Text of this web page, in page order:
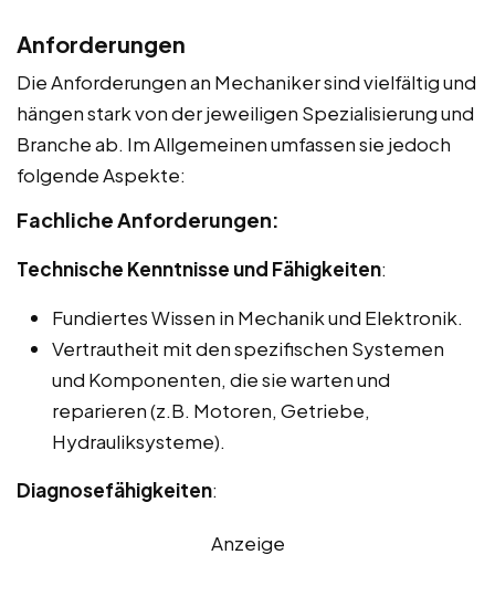
Anforderungen
Die Anforderungen an Mechaniker sind vielfältig und
hängen stark von der jeweiligen Spezialisierung und
Branche ab. Im Allgemeinen umfassen sie jedoch
folgende Aspekte:
Fachliche Anforderungen:
Technische Kenntnisse und Fähigkeiten:
Fundiertes Wissen in Mechanik und Elektronik.
Vertrautheit mit den spezifischen Systemen
und Komponenten, die sie warten und
reparieren (z.B. Motoren, Getriebe,
Hydrauliksysteme).
Diagnosefähigkeiten:
Anzeige